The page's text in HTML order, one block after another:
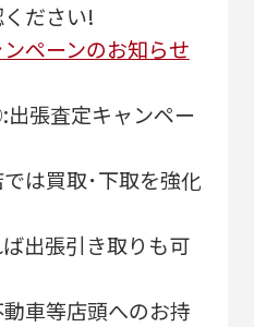
ださい!
ペーンのお知らせ
張査定キャンペー
は買取･下取を強化
出張引き取りも可
車等店頭へのお持